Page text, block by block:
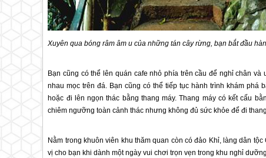
Xuyên qua bóng râm âm u của những tán cây rừng, bạn bắt đầu
Bạn cũng có thể lên quán cafe nhỏ phía trên cầu để nghỉ chân
nhau mọc trên đá. Bạn cũng có thể tiếp tục hành trình khám
hoặc đi lên ngọn thác bằng thang máy. Thang máy có kết cấu
chiêm ngưỡng toàn cảnh thác nhưng không đủ sức khỏe để đi
Nằm trong khuôn viên khu thăm quan còn có đảo Khỉ, làng dân
vị cho bạn khi dành một ngày vui chơi trọn vẹn trong khu nghỉ